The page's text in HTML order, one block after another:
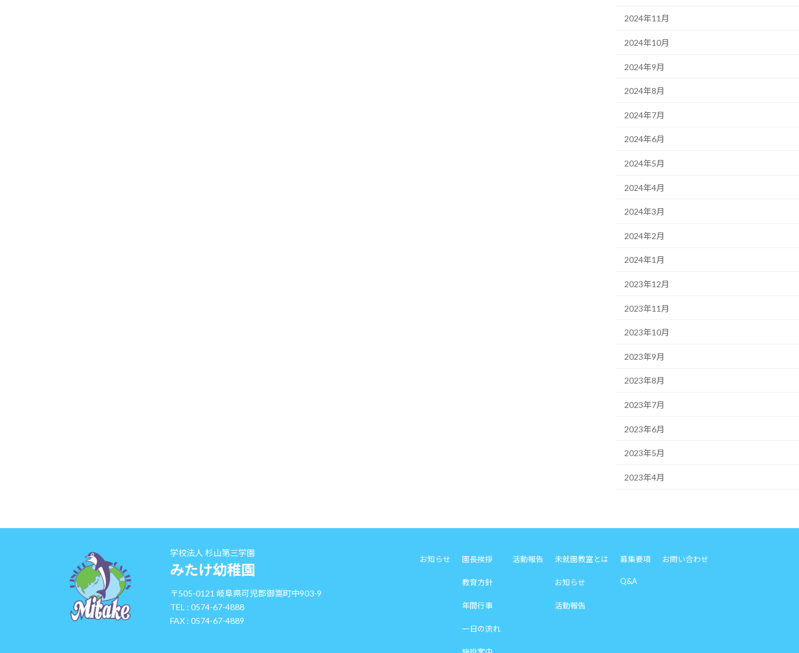
2024年11月
2024年10月
2024年9月
2024年8月
2024年7月
2024年6月
2024年5月
2024年4月
2024年3月
2024年2月
2024年1月
2023年12月
2023年11月
2023年10月
2023年9月
2023年8月
2023年7月
2023年6月
2023年5月
2023年4月
学校法人 杉山第三学園
みたけ幼稚園
〒505-0121 岐阜県可児郡御嵩町中903-9
TEL : 0574-67-4888
FAX : 0574-67-4889
お知らせ 園長挨拶
教育方針
年間行事
一日の流れ
活動報告 未就園教室とは
お知らせ
活動報告
募集要項
Q&A
お問い合わせ